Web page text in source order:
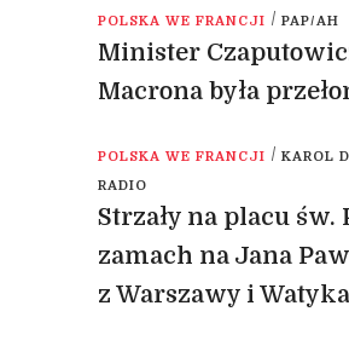
POLSKA WE FRANCJI / PAP/AH
Minister
Macrona była
POLSKA WE FRANCJI / KAROL
RADIO
Strzały na placu św.
zamach na Jana
z Warszawy i